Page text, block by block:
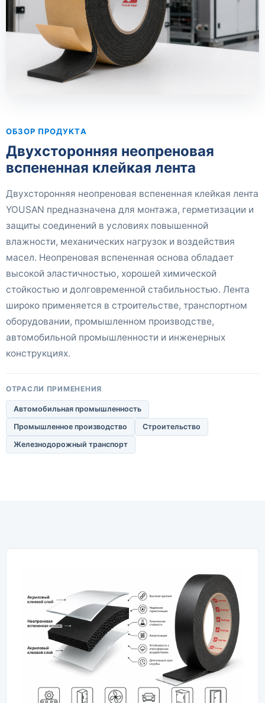
ОБЗОР ПРОДУКТА
Двухсторонняя неопреновая
вспененная клейкая лента
Двухсторонняя неопреновая вспененная клейкая лента
YOUSAN предназначена для монтажа, герметизации и
защиты соединений в условиях повышенной
влажности, механических нагрузок и воздействия
масел. Неопреновая вспененная основа обладает
высокой эластичностью, хорошей химической
стойкостью и долговременной стабильностью. Лента
широко применяется в строительстве, транспортном
оборудовании, промышленном производстве,
автомобильной промышленности и инженерных
конструкциях.
ОТРАСЛИ ПРИМЕНЕНИЯ
Автомобильная промышленность
Промышленное производство
Строительство
Железнодорожный транспорт